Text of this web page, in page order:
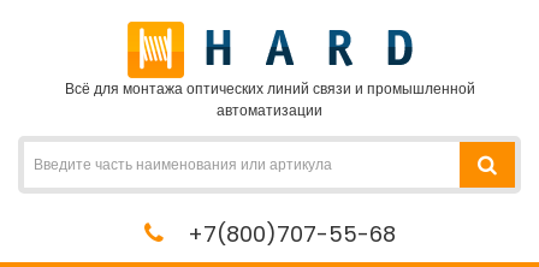
Всё для монтажа оптических линий связи и промышленной
автоматизации
+7(800)707-55-68